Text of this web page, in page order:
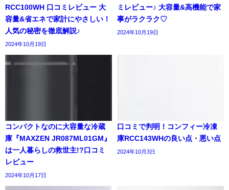
RCC100WH 口コミレビュー 大
容量&省エネで家計にやさしい！
人気の秘密を徹底解説♪
2024年10月19日
ミレビュー♪ 大容量&高機能で家
事がラクラク♡
2024年10月19日
コンパクトなのに大容量な冷蔵
庫『MAXZEN JR087ML01GM』
は一人暮らしの救世主!?口コミ
レビュー
2024年10月17日
口コミで判明！コンフィー冷凍
庫RCC143WHの良い点・悪い点
2024年10月3日